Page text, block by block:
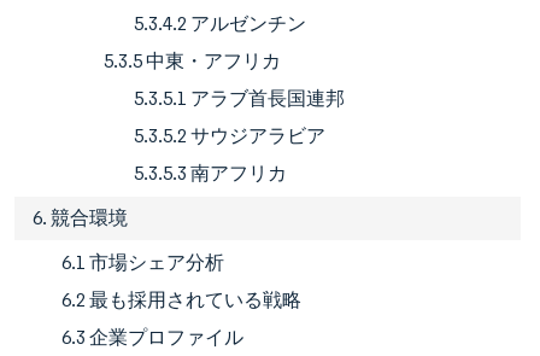
5.3.4.2 アルゼンチン
5.3.5 中東・アフリカ
5.3.5.1 アラブ首長国連邦
5.3.5.2 サウジアラビア
5.3.5.3 南アフリカ
6. 競合環境
6.1 市場シェア分析
6.2 最も採用されている戦略
6.3 企業プロファイル